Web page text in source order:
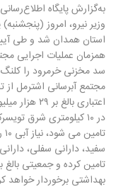
به‌گزارش پایگاه
وزیر نیرو، امروز
استان همدان شد و طی
همز‌مان عملیات اجرایی
سد مخزنی خرمرود را
مجتمع آبرسانی اشترمل
اعتباری
سفید، دارانی سفلی،
بهداشتی برخوردار خواهد